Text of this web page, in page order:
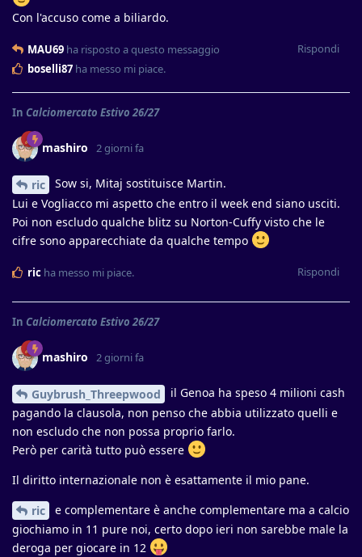
Con l'accuso come a biliardo.
Rispondi
MAU69 ha risposto a questo messaggio
boselli87 ha messo mi piace.
In Calciomercato Estivo 26/27
mashiro 2 giorni fa
ric
Sow si, Mitaj sostituisce Martin.
Lui e Vogliacco mi aspetto che entro il week end siano usciti.
Poi non escludo qualche blitz su Norton-Cuffy visto che le
cifre sono apparecchiate da qualche tempo
Rispondi
ric ha messo mi piace.
In Calciomercato Estivo 26/27
mashiro 2 giorni fa
Guybrush_Threepwood
il Genoa ha speso 4 milioni cash
pagando la clausola, non penso che abbia utilizzato quelli e
non escludo che non possa proprio farlo.
Però per carità tutto può essere
Il diritto internazionale non è esattamente il mio pane.
ric
e complementare è anche complementare ma a calcio
giochiamo in 11 pure noi, certo dopo ieri non sarebbe male la
deroga per giocare in 12